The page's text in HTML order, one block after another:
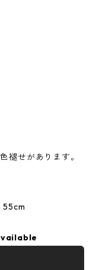
褪せがあります。
55cm